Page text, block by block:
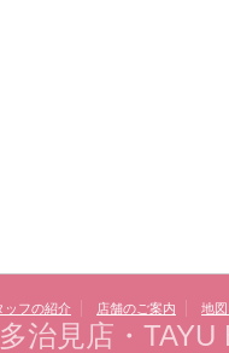
ッフの紹介 店舗のご案内
地
治見店・TAYU